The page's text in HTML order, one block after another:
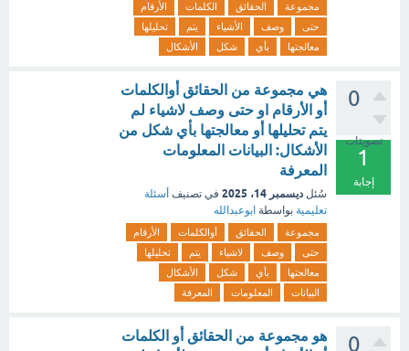
مجموعة الحقائق الكلمات
الأرقام
حتى
وصف الأشياء يتم
تحليلها
معالجتها
بأي شكل الأشكال
0
تصويتات
1
إجابة
هي مجموعة من الحقائق أوالكلمات
أو الأرقام او حتى وصف لاشياء لم
يتم تحليلها أو معالجتها بأي شكل من
الأشكال: البيانات المعلومات
المعرفة
سُئل ديسمبر 14، 2025 في تصنيف أسئلة
تعليمية بواسطة ابوعبدالله
مجموعة الحقائق أوالكلمات
الأرقام
حتى
وصف لاشياء يتم
تحليلها
معالجتها
بأي شكل
الأشكال
البيانات
المعلومات المعرفة
0
هو مجموعة من الحقائق أو الكلمات